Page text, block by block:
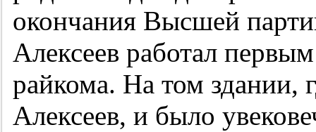
окончания Высшей
Алексеев работал
райкома. На том здании,
Алексеев, и было